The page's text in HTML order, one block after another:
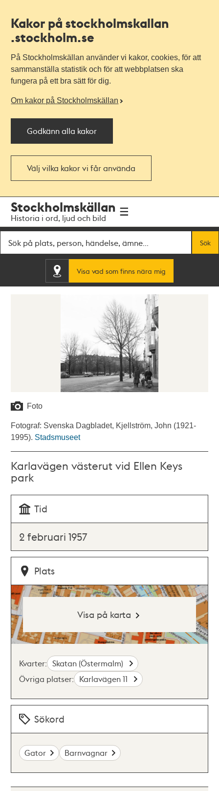
Kakor på stockholmskallan
.stockholm.se
På Stockholmskällan använder vi kakor, cookies, för att
sammanställa statistik och för att webbplatsen ska
fungera på ett bra sätt för dig.
Om kakor på Stockholmskällan
Godkänn alla kakor
Välj vilka kakor vi får använda
navigationen
huvudinnehållet
Stockholmskällan
Historia i ord, ljud och bild
Sök
Visa vad som finns nära mig
Foto
Fotograf: Svenska Dagbladet, Kjellström, John (1921-
1995). Stadsmuseet
Karlavägen västerut vid Ellen Keys
park
Tid
2 februari 1957
Plats
Visa på karta
Kvarter: Skatan (Östermalm)
Övriga platser: Karlavägen 11
Sökord
Gator Barnvagnar